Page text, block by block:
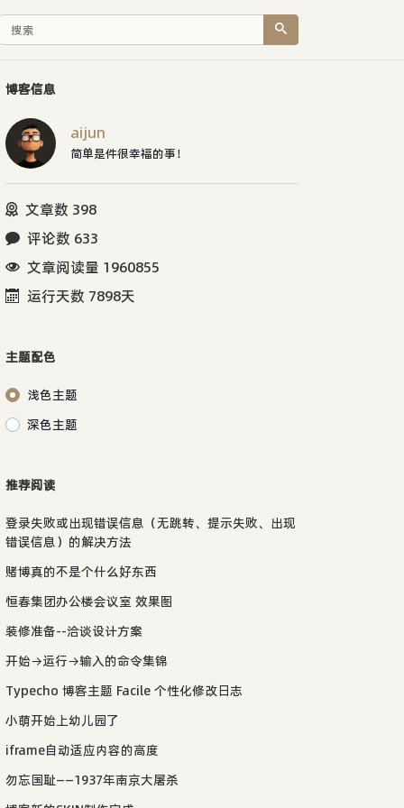
博客信息
aijun
简单是件很幸福的事！
文章数 398
评论数 633
文章阅读量 1960855
运行天数 7898天
主题配色
浅色主题
深色主题
推荐阅读
登录失败或出现错误信息（无跳转、提示失败、出现
错误信息）的解决方法
赌博真的不是个什么好东西
恒春集团办公楼会议室 效果图
装修准备--洽谈设计方案
开始→运行→输入的命令集锦
Typecho 博客主题 Facile 个性化修改日志
小萌开始上幼儿园了
iframe自动适应内容的高度
勿忘国耻——1937年南京大屠杀